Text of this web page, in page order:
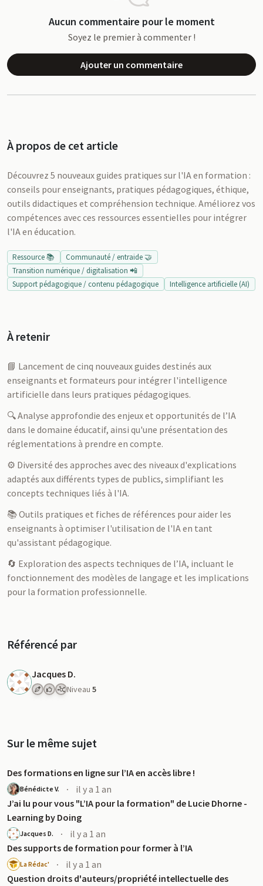
Aucun commentaire pour le moment
Soyez le premier à commenter !
Ajouter un commentaire
À propos de cet article
Découvrez 5 nouveaux guides pratiques sur l'IA en formation :
conseils pour enseignants, pratiques pédagogiques, éthique,
outils didactiques et compréhension technique. Améliorez vos
compétences avec ces ressources essentielles pour intégrer
l'IA en éducation.
Ressource 📚
Communauté / entraide 🤝
Transition numérique / digitalisation 📲
Support pédagogique / contenu pédagogique
Intelligence artificielle (AI)
À retenir
📘 Lancement de cinq nouveaux guides destinés aux
enseignants et formateurs pour intégrer l'intelligence
artificielle dans leurs pratiques pédagogiques.
🔍 Analyse approfondie des enjeux et opportunités de l’IA
dans le domaine éducatif, ainsi qu'une présentation des
réglementations à prendre en compte.
⚙️ Diversité des approches avec des niveaux d'explications
adaptés aux différents types de publics, simplifiant les
concepts techniques liés à l'IA.
📚 Outils pratiques et fiches de références pour aider les
enseignants à optimiser l'utilisation de l'IA en tant
qu'assistant pédagogique.
🔄 Exploration des aspects techniques de l’IA, incluant le
fonctionnement des modèles de langage et les implications
pour la formation professionnelle.
Référencé par
Jacques D.
Niveau 5
Sur le même sujet
Des formations en ligne sur l’IA en accès libre !
Bénédicte V. ·
il y a 1 an
J’ai lu pour vous "L’IA pour la formation" de Lucie Dhorne -
Learning by Doing
Jacques D. ·
il y a 1 an
Des supports de formation pour former à l’IA
La Rédac' ·
il y a 1 an
Question droits d'auteurs/propriété intellectuelle des